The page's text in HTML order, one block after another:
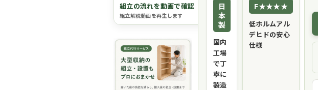
組立の流れを動画で確認
組立解説動画を再生します
日
本
製
国内
工場
で丁
寧に
製造
F★★★★
低ホルムアル
デヒドの安心
仕様